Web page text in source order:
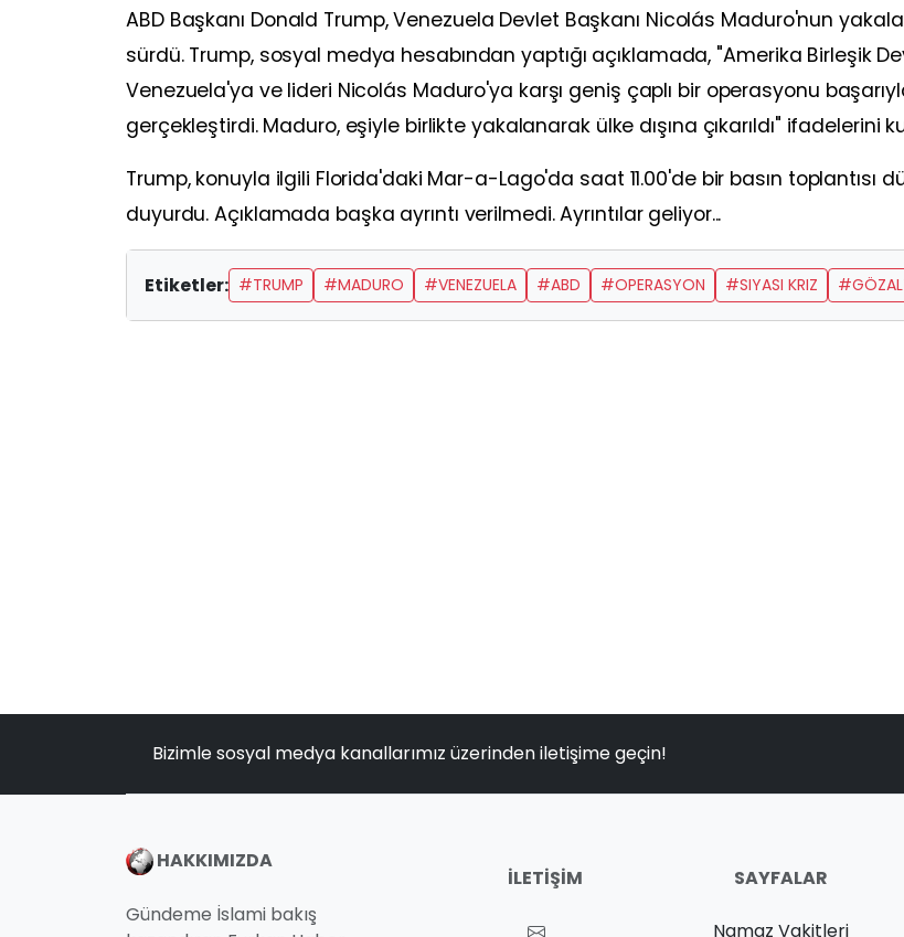
ABD Başkanı Donald Trump, Venezuela Devlet Başkanı Nicolás Maduro'nun
sürdü. Trump, sosyal medya hesabından yaptığı açıklamada, "Amerika Birleşik
Venezuela'ya ve lideri Nicolás Maduro'ya karşı geniş çaplı bir operasyonu
gerçekleştirdi. Maduro, eşiyle birlikte yakalanarak ülke dışına çıkarıldı" ifadelerini
Trump, konuyla ilgili Florida'daki Mar-a-Lago'da saat 11.00'de bir basın toplantısı
duyurdu. Açıklamada başka ayrıntı verilmedi. Ayrıntılar geliyor...
Etiketler: #TRUMP #MADURO #VENEZUELA #ABD #OPERASYON #SIYASI KRIZ
Bizimle sosyal medya kanallarımız üzerinden iletişime geçin!
HAKKIMIZDA
Gündeme İslami bakış
İLETIŞIM SAYFALAR
Namaz Vakitleri